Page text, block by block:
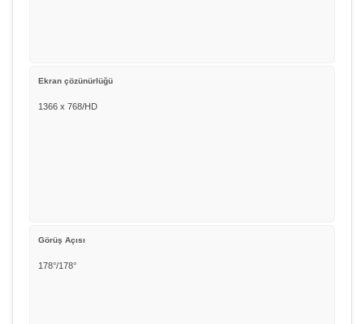
Ekran çözünürlüğü
1366 x 768/HD
Görüş Açısı
178°/178°